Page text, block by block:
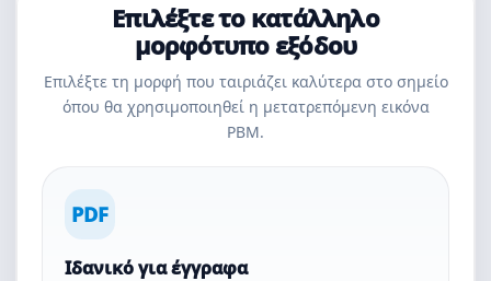
Επιλέξτε το κατάλληλο
μορφότυπο εξόδου
Επιλέξτε τη μορφή που ταιριάζει καλύτερα στο σημείο
όπου θα χρησιμοποιηθεί η μετατρεπόμενη εικόνα
PBM.
PDF
Ιδανικό για έγγραφα